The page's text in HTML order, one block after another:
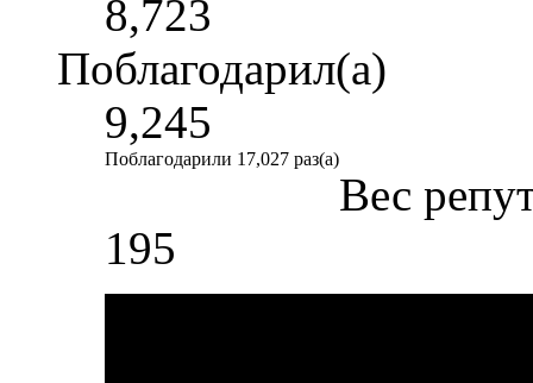
8,723
Поблагодарил(а)
9,245
Поблагодарили 17,027 раз(а)
Вес
195